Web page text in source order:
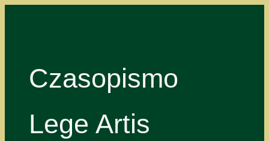
Czasopismo
Lege Artis